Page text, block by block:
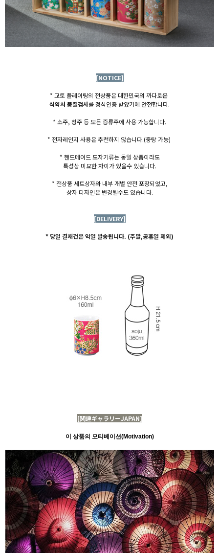
[NOTICE]
* 교토 플레이팅의 전상품은 대한민국의 까다로운
식약처 품질검사를 정식인증 받았기에 안전합니다.
* 소주, 청주 등 모든 증류주에 사용 가능합니다.
* 전자레인지 사용은 추천하지 않습니다.(중탕 가능)
* 핸드메이드 도자기류는 동일 상품이라도
특성상 미묘한 차이가 있을수 있습니다.
* 전상품 세트상자와 내부 개별 안전 포장되었고,
상자 디자인은 변경될수도 있습니다.
[DELIVERY]
* 당일 결재건은 익일 발송됩니다. (주말,공휴일 제외)
[関連ギャラリーJAPAN]
이 상품의 모티베이션(Motivation)